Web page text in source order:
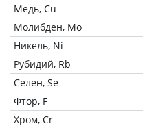
Медь, Cu
Молибден, Mo
Никель, Ni
Рубидий, Rb
Селен, Se
Фтор, F
Хром, Cr